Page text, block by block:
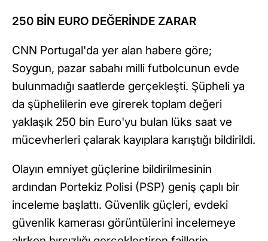
250 BİN EURO DEĞERİNDE ZARAR
CNN Portugal'da yer alan habere göre;
Soygun, pazar sabahı milli futbolcunun evde
bulunmadığı saatlerde gerçekleşti. Şüpheli ya
da şüphelilerin eve girerek toplam değeri
yaklaşık 250 bin Euro'yu bulan lüks saat ve
mücevherleri çalarak kayıplara karıştığı bildirildi.
Olayın emniyet güçlerine bildirilmesinin
ardından Portekiz Polisi (PSP) geniş çaplı bir
inceleme başlattı. Güvenlik güçleri, evdeki
güvenlik kamerası görüntülerini incelemeye